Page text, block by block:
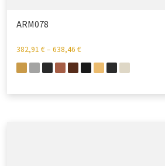
ARM078
382,91 €– 638,46 €